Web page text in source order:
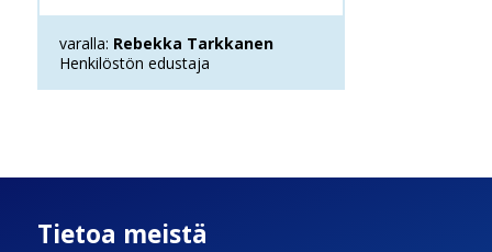
varalla: Rebekka Tarkkanen
Henkilöstön edustaja
Tietoa meistä